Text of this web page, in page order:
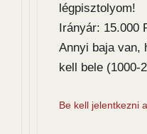
légpisztolyom!
Irányár: 15.000
Annyi baja van,
kell bele (1000-
Be kell jelentkezni